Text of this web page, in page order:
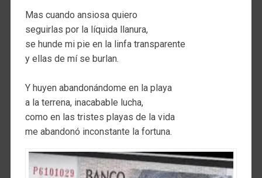
Mas cuando ansiosa quiero
seguirlas por la líquida llanura,
se hunde mi pie en la linfa transparente
y ellas de mí se burlan.
Y huyen abandonándome en la playa
a la terrena, inacabable lucha,
como en las tristes playas de la vida
me abandonó inconstante la fortuna.